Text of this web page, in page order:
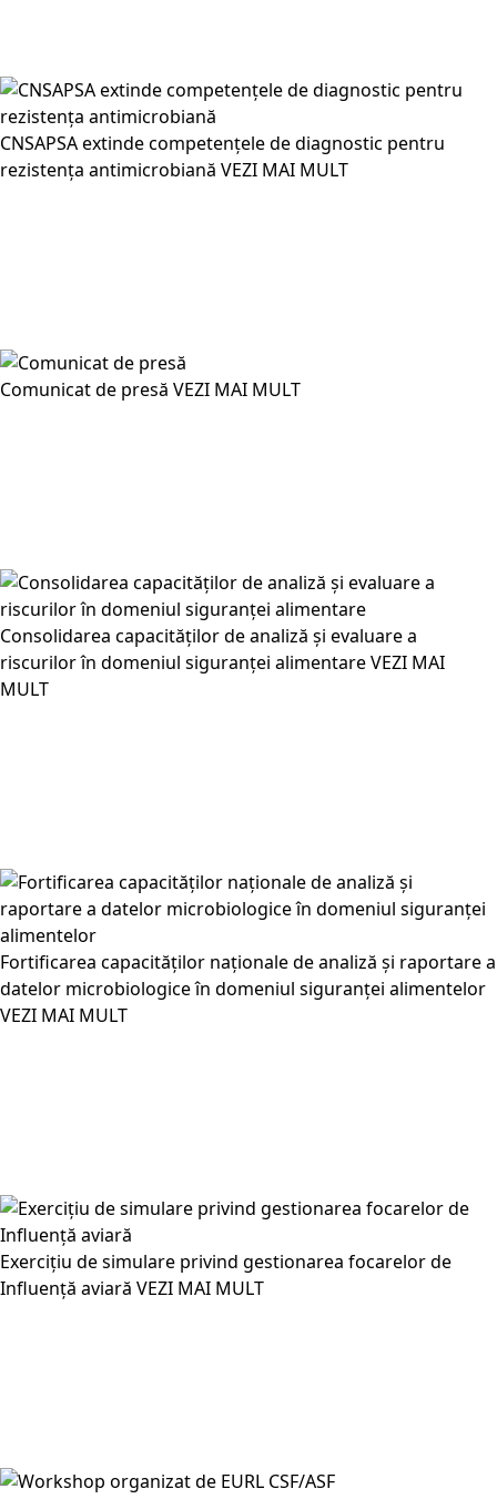
CNSAPSA extinde competențele de diagnostic pentru
rezistența antimicrobiană VEZI MAI MULT
Comunicat de presă VEZI MAI MULT
Consolidarea capacităților de analiză și evaluare a
riscurilor în domeniul siguranței alimentareVEZI MAI
MULT
Fortificarea capacităților naționale de analiză și raportare a
datelor microbiologice în domeniul siguranței alimentelor
VEZI MAI MULT
Exercițiu de simulare privind gestionarea focarelor de
Influență aviară VEZI MAI MULT